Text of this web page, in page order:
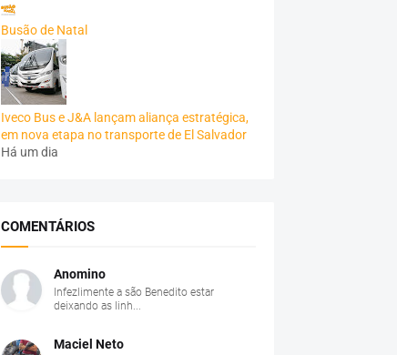
Busão de Natal
Iveco Bus e J&A lançam aliança estratégica,
em nova etapa no transporte de El Salvador
Há um dia
COMENTÁRIOS
Anomino
Infezlimente a são Benedito estar
deixando as linh...
Maciel Neto